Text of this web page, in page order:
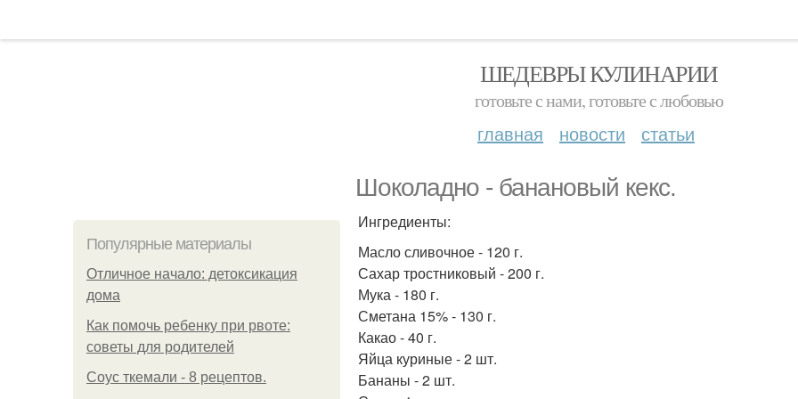
ШЕДЕВРЫ КУЛИНАРИИ
готовьте с нами, готовьте с любовью
главная новости статьи
Шоколадно - банановый кекс.
Популярные материалы
Отличное начало: детоксикация
дома
Как помочь ребенку при рвоте:
советы для родителей
Соус ткемали - 8 рецептов.
Ингредиенты:
Масло сливочное - 120 г.
Сахар тростниковый - 200 г.
Мука - 180 г.
Сметана 15% - 130 г.
Какао - 40 г.
Яйца куриные - 2 шт.
Бананы - 2 шт.